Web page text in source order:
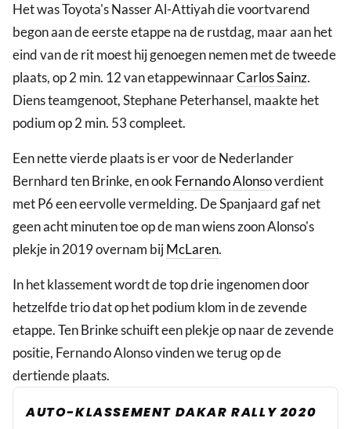
Het was Toyota's Nasser Al-Attiyah die voortvarend
begon aan de eerste etappe na de rustdag, maar aan het
eind van de rit moest hij genoegen nemen met de tweede
plaats, op 2 min. 12 van etappewinnaarCarlos Sainz.
Diens teamgenoot, Stephane Peterhansel, maakte het
podium op 2 min. 53 compleet.
Een nette vierde plaats is er voor de Nederlander
Bernhard ten Brinke, en ookFernando Alonsoverdient
met P6 een eervolle vermelding. De Spanjaard gaf net
geen acht minuten toe op de man wiens zoon Alonso's
plekje in 2019 overnam bijMcLaren.
In het klassement wordt de top drie ingenomen door
hetzelfde trio dat op het podium klom in de zevende
etappe. Ten Brinke schuift een plekje op naar de zevende
positie, Fernando Alonso vinden we terug op de
dertiende plaats.
AUTO-KLASSEMENT DAKAR RALLY 2020